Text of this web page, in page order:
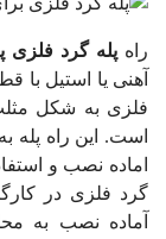
راه پله گرد فلزی
فلزی به شکل
است. این راه پله
اماده نصب و
گرد فلزی در
آماده نصب به